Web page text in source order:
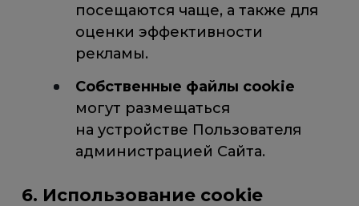
посещаются чаще, а также для
оценки эффективности
рекламы.
Собственные файлы cookie
могут размещаться
на устройстве Пользователя
администрацией Сайта.
6. Использование cookie